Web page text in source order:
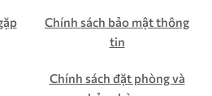
Chính sách bảo mật thông
tin
Chính sách đặt phòng và